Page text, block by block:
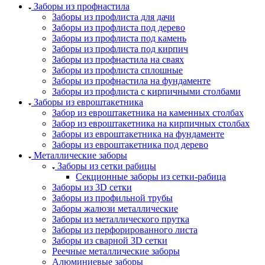
Заборы из профнастила
Заборы из профлиста для дачи
Заборы из профлиста под дерево
Заборы из профлиста под камень
Заборы из профлиста под кирпич
Заборы из профнастила на сваях
Заборы из профлиста сплошные
Заборы из профнастила на фундаменте
Заборы из профлиста с кирпичными столбами
Заборы из евроштакетника
Забор из евроштакетника на каменных столбах
Забор из евроштакетника на кирпичных столбах
Заборы из евроштакетника на фундаменте
Заборы из евроштакетника под дерево
Металлические заборы
Заборы из сетки рабицы
Секционные заборы из сетки-рабица
Заборы из 3D сетки
Заборы из профильной трубы
Заборы жалюзи металлические
Заборы из металлического прутка
Заборы из перфорированного листа
Заборы из сварной 3D сетки
Реечные металлические заборы
Алюминиевые заборы